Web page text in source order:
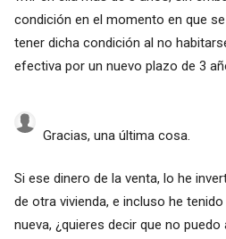
condición en el momento en que
tener dicha condición al no
efectiva por un nuevo plazo de 3
Gracias, una última cosa.
Si ese dinero de la venta, lo he
de otra vivienda, e incluso he
nueva, ¿quieres decir que no